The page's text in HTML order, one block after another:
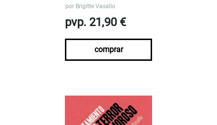
por Brigitte Vasallo
pvp. 21,90 €
comprar